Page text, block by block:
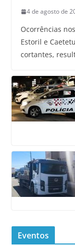
4 de agosto de
Ocorrências
Estoril e
cortantes,
Eventos